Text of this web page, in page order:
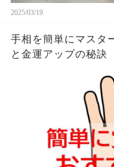
2025/03/19
手相を簡単にマスタ
と金運アップの秘訣